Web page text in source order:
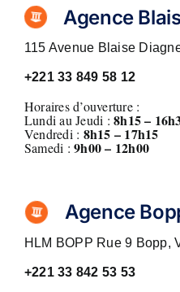
Agence
115 Avenue Blaise
+221 33 849 58 12
Horaires d’ouverture :
Lundi au Jeudi :8h15 –
Vendredi : 8h15 – 17h15
Samedi :9h00 – 12h00
Agence
HLM BOPP Rue 9 Bopp,
+221 33 842 53 53